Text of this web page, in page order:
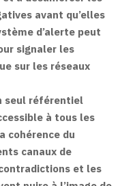
avant qu’elles
d’alerte peut
signaler les
sur les réseaux
seul référentiel
à tous les
cohérence du
canaux de
et les